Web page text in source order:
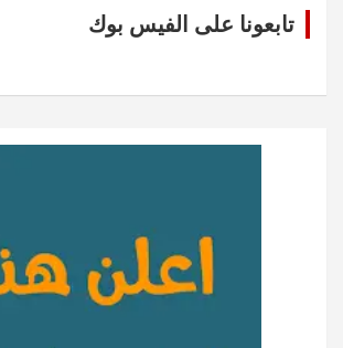
تابعونا على الفيس بوك